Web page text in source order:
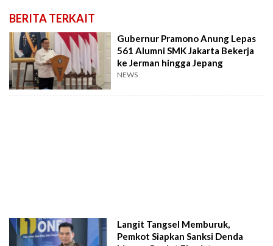
BERITA TERKAIT
Gubernur Pramono Anung Lepas
561 Alumni SMK Jakarta Bekerja
ke Jerman hingga Jepang
NEWS
Langit Tangsel Memburuk,
Pemkot Siapkan Sanksi Denda